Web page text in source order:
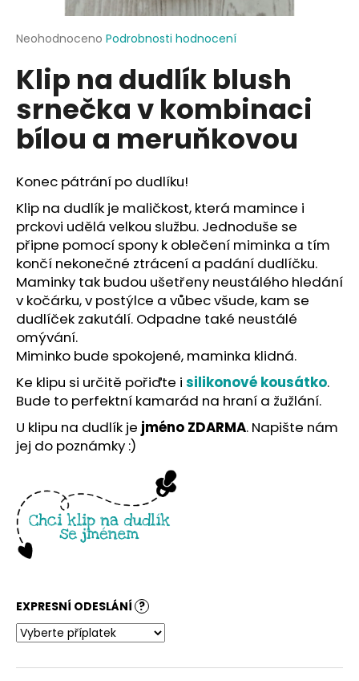
Průměrné
produktu
je
z
5
hvězdiček.
Neohodnoceno Podrobnosti hodnocení
Klip na dudlík blush
srnečka v kombinaci
bílou a meruňkovou
Konec pátrání po dudlíku!
Klip na dudlík je maličkost, která mamince i
prckovi udělá velkou službu. Jednoduše se
připne pomocí spony k oblečení miminka a tím
končí nekonečné ztrácení a padání dudlíčku.
Maminky tak budou ušetřeny neustálého hledání
v kočárku, v postýlce a vůbec všude, kam se
dudlíček zakutálí. Odpadne také neustálé
omývání.
Miminko bude spokojené, maminka klidná.
Ke klipu si určitě pořiďte i silikonové kousátko.
Bude to perfektní kamarád na hraní a žužlání.
U klipu na dudlík je jméno ZDARMA. Napište nám
jej do poznámky :)
EXPRESNÍ ODESLÁNÍ ?
j
t
?
HLEDAT
D
o
p
o
r
u
č
u
j
m
e